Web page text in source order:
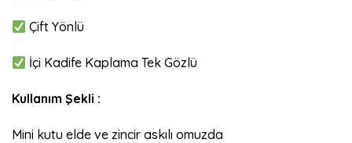
Çift Yönlü
İçi Kadife Kaplama Tek Gözlü
Kullanım Şekli :
Mini kutu elde ve zincir askılı omuzda